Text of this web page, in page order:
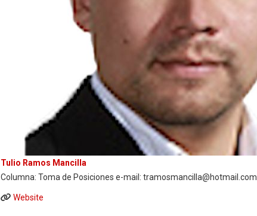
Tulio Ramos Mancilla
Columna: Toma de Posiciones e-mail: tramosmancilla@hotmail.com
Website